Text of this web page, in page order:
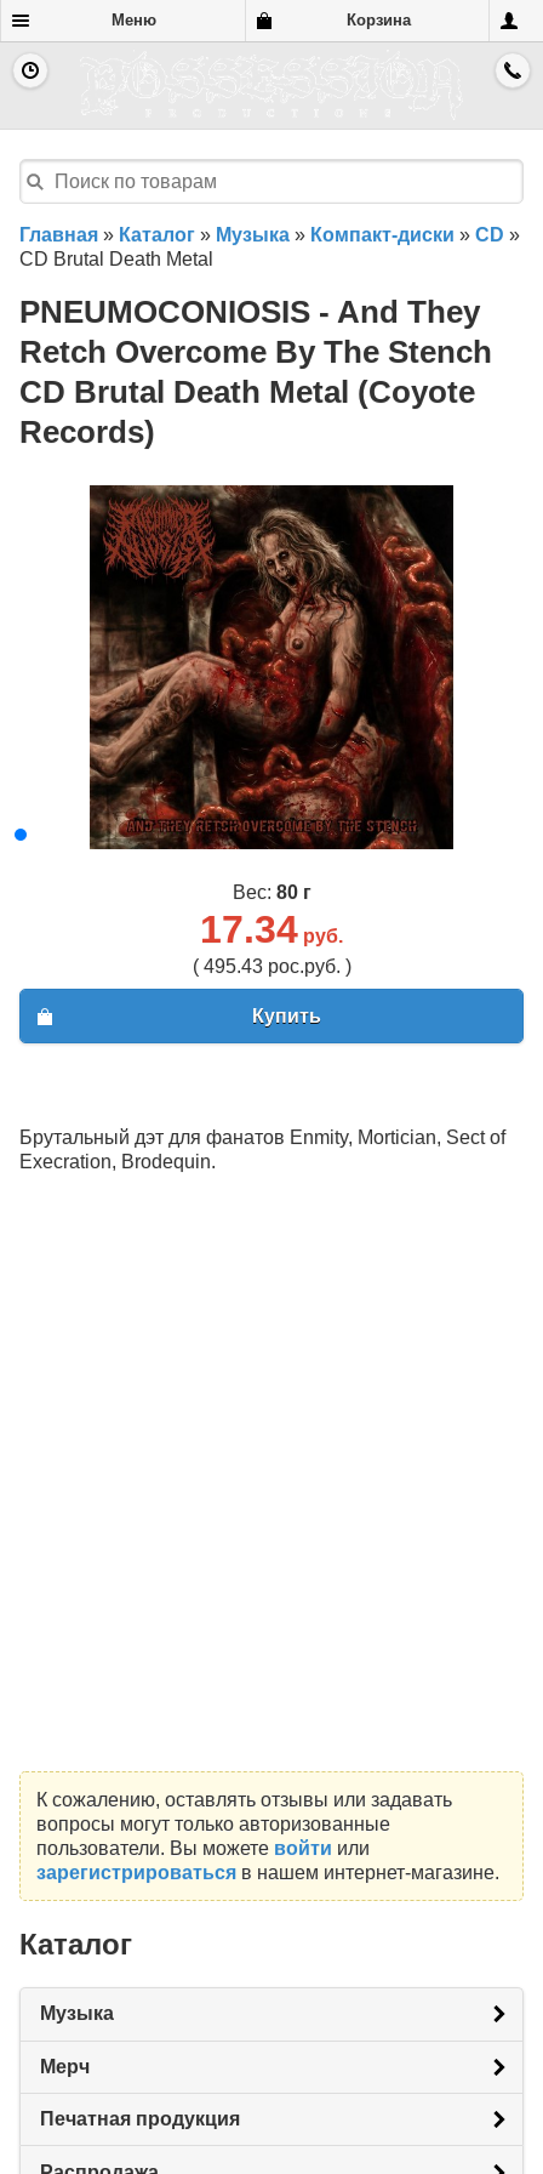
Меню Корзина
Главная » Каталог » Музыка » Компакт-диски » CD »
CD Brutal Death Metal
PNEUMOCONIOSIS - And They
Retch Overcome By The Stench
CD Brutal Death Metal (Coyote
Records)
Вес: 80 г
17.34 руб.
( 495.43 рос.руб. )
Купить
Брутальный дэт для фанатов Enmity, Mortician, Sect of
Execration, Brodequin.
К сожалению, оставлять отзывы или задавать
вопросы могут только авторизованные
пользователи. Вы можете войти или
зарегистрироватьсяв нашем интернет-магазине.
Каталог
Музыка
Мерч
Печатная продукция